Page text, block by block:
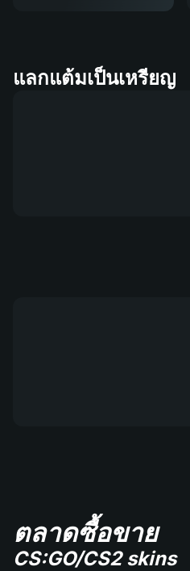
แลกแต้มเป็นเหรียญ
ตลาดซื้อขาย
CS:GO/CS2 skins